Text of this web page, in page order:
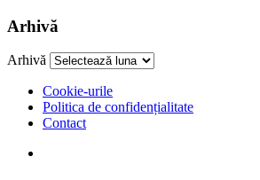
Arhivă
Arhivă
Cookie-urile
Politica de confidențialitate
Contact